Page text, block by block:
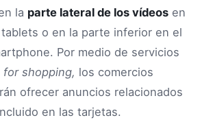
la parte lateral de los vídeos en
o en la parte inferior en el
Por medio de servicios
for shopping, los comercios
ofrecer anuncios relacionados
en las tarjetas.